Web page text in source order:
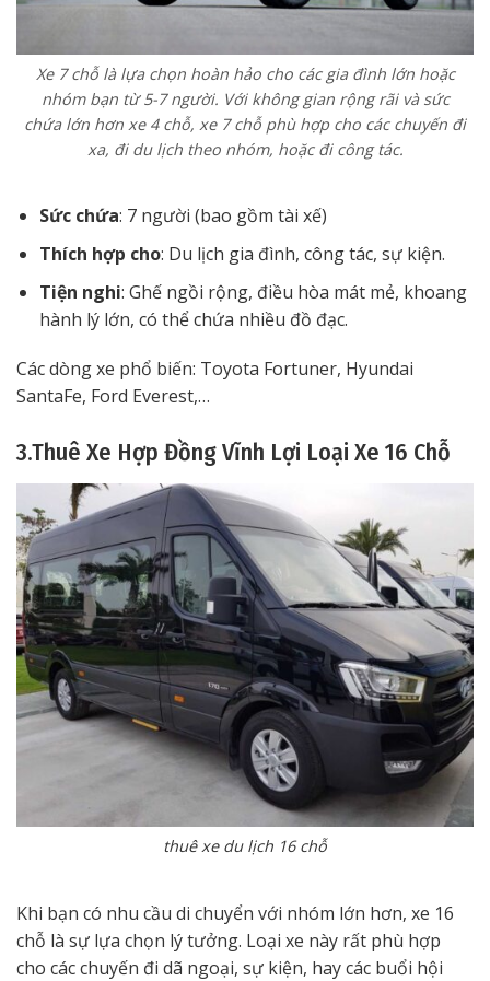
Xe 7 chỗ là lựa chọn hoàn hảo cho các gia đình lớn hoặc
nhóm bạn từ 5-7 người. Với không gian rộng rãi và sức
chứa lớn hơn xe 4 chỗ, xe 7 chỗ phù hợp cho các chuyến đi
xa, đi du lịch theo nhóm, hoặc đi công tác.
Sức chứa: 7 người (bao gồm tài xế)
Thích hợp cho: Du lịch gia đình, công tác, sự kiện.
Tiện nghi: Ghế ngồi rộng, điều hòa mát mẻ, khoang
hành lý lớn, có thể chứa nhiều đồ đạc.
Các dòng xe phổ biến: Toyota Fortuner, Hyundai
SantaFe, Ford Everest,…
3.Thuê Xe Hợp Đồng Vĩnh Lợi Loại Xe 16 Chỗ
thuê xe du lịch 16 chỗ
Khi bạn có nhu cầu di chuyển với nhóm lớn hơn, xe 16
chỗ là sự lựa chọn lý tưởng. Loại xe này rất phù hợp
cho các chuyến đi dã ngoại, sự kiện, hay các buổi hội